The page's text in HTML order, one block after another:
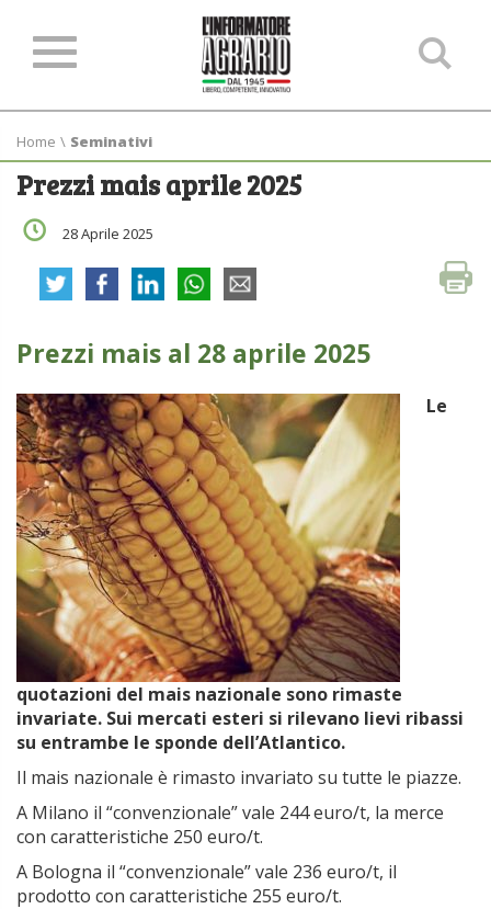
Home \ Seminativi
Prezzi mais aprile 2025
28 Aprile 2025
Prezzi mais al 28 aprile 2025
Le
quotazioni del mais nazionale sono rimaste
invariate. Sui mercati esteri si rilevano lievi ribassi
su entrambe le sponde dell’Atlantico.
Il mais nazionale è rimasto invariato su tutte le piazze.
A Milano il “convenzionale” vale 244 euro/t, la merce
con caratteristiche 250 euro/t.
A Bologna il “convenzionale” vale 236 euro/t, il
prodotto con caratteristiche 255 euro/t.